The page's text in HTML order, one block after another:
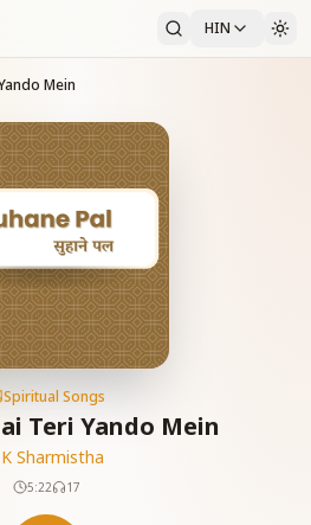
HIN
Mein
Spiritual Songs
Teri Yando Mein
Sharmistha
5:22 17